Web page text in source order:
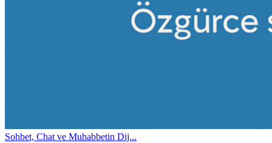
Sohbet, Chat ve Muhabbetin Dij...